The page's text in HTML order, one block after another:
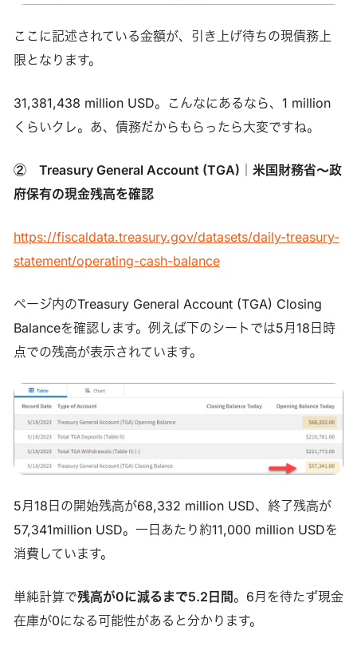
ここに記述されている金額が、引き上げ待ちの現債務上
限となります。
31,381,438 million USD。こんなにあるなら、1 million
くらいクレ。あ、債務だからもらったら大変ですね。
② Treasury General Account (TGA)｜米国財務省～政
府保有の現金残高を確認
https://fiscaldata.treasury.gov/datasets/daily-treasury-
statement/operating-cash-balance
ページ内のTreasury General Account (TGA) Closing
Balanceを確認します。例えば下のシートでは5月18日時
点での残高が表示されています。
5月18日の開始残高が68,332 million USD、終了残高が
57,341million USD。一日あたり約11,000 million USDを
消費しています。
単純計算で残高が0に減るまで5.2日間。6月を待たず現金
在庫が0になる可能性があると分かります。